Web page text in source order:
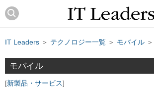
IT Leaders ＞ テクノロジー一覧 ＞ モバイル ＞
モバイル
新製品・サービス